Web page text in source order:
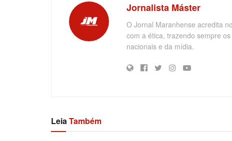
Jornalista Máster
O Jornal Maranhense acredita
com a ética, trazendo sempre
nacionais e da mídia.
LeiaTambém